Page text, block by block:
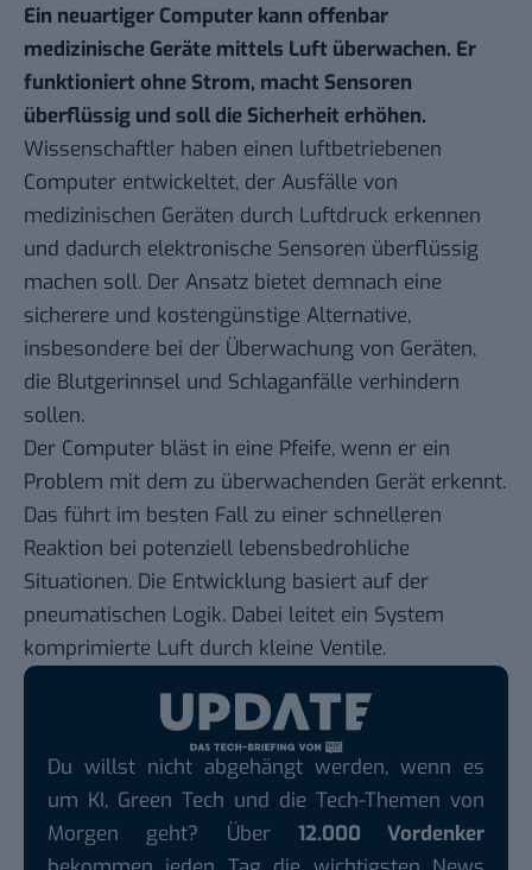
Ein neuartiger Computer kann offenbar
medizinische Geräte mittels Luft überwachen. Er
funktioniert ohne Strom, macht Sensoren
überflüssig und soll die Sicherheit erhöhen.
Wissenschaftler haben einen luftbetriebenen
Computer entwickeltet, der Ausfälle von
medizinischen Geräten durch Luftdruck erkennen
und dadurch elektronische Sensoren überflüssig
machen soll. Der Ansatz bietet demnach eine
sicherere und kostengünstige Alternative,
insbesondere bei der Überwachung von Geräten,
die Blutgerinnsel und Schlaganfälle verhindern
sollen.
Der Computer bläst in eine Pfeife, wenn er ein
Problem mit dem zu überwachenden Gerät erkennt.
Das führt im besten Fall zu einer schnelleren
Reaktion bei potenziell lebensbedrohliche
Situationen. Die Entwicklung basiert auf der
pneumatischen Logik. Dabei leitet ein System
komprimierte Luft durch kleine Ventile.
Du willst nicht abgehängt werden, wenn es
um KI, Green Tech und die Tech-Themen von
Morgen geht? Über 12.000 Vordenker